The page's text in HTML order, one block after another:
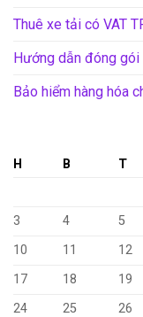
Thuê xe tải có VAT
Hướng dẫn đóng gói
Bảo hiểm hàng hóa
H B T
3
4 5
10
11 12
17
18 19
24
25 26